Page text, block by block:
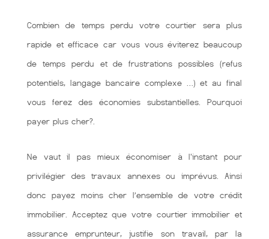
Combien de temps perdu votre courtier sera plus
rapide et efficace car vous vous éviterez beaucoup
de temps perdu et de frustrations possibles (refus
potentiels, langage bancaire complexe …) et au final
vous ferez des économies substantielles. Pourquoi
payer plus cher?.
Ne vaut il pas mieux économiser à l'instant pour
privilégier des travaux annexes ou imprévus. Ainsi
donc payez moins cher l’ensemble de votre crédit
immobilier. Acceptez que votre courtier immobilier et
assurance emprunteur, justifie son travail, par la